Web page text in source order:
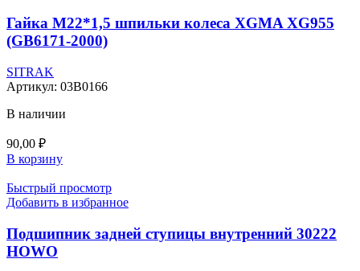
Гайка M22*1,5 шпильки колеса XGMA XG955
(GB6171-2000)
SITRAK
Артикул: 03B0166
В наличии
90,00 ₽
В корзину
Быстрый просмотр
Добавить в избранное
Подшипник задней ступицы внутренний 30222
HOWO